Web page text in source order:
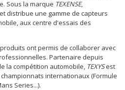
Sous la marque TEXENSE,
distribue une gamme de capteurs
aux centre d'essais des
ont permis de collaborer avec
Partenaire depuis
la compétition automobile, TEXYSest
internationaux (Formule
Series...).